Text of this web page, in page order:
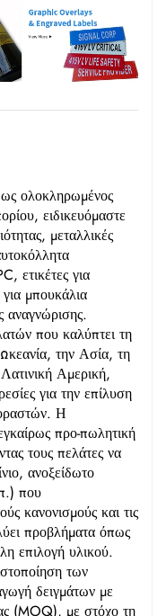
ολοκληρωμένος
ειδικευόμαστε
μεταλλικές
ετικέτες για
μπουκάλια
αναγνώρισης.
που καλύπτει τη
την Ασία, τη
Αμερική,
για την επίλυση
Η
προ-πωλητική
τους πελάτες να
ανοξείδωτο
που
κανονισμούς και τις
προβλήματα όπως
επιλογή υλικού.
των
δειγμάτων με
(MOQ), με στόχο τη